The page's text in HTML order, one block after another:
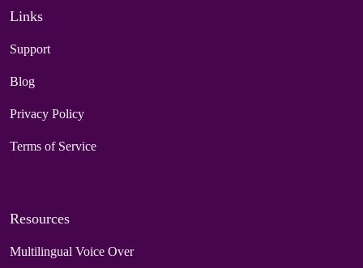
Links
Support
Blog
Privacy Policy
Terms of Service
Resources
Multilingual Voice Over